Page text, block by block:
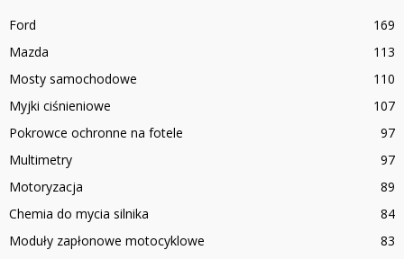
Ford
169
Mazda
113
Mosty samochodowe
110
Myjki ciśnieniowe
107
Pokrowce ochronne na fotele
97
Multimetry
97
Motoryzacja
89
Chemia do mycia silnika
84
Moduły zapłonowe motocyklowe
83